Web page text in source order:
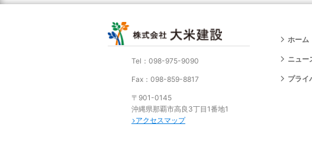
Tel：098-975-9090
Fax：098-859-8817
〒901-0145
沖縄県那覇市高良3丁目1番地1
アクセスマップ
ホーム
ニュー
プライ